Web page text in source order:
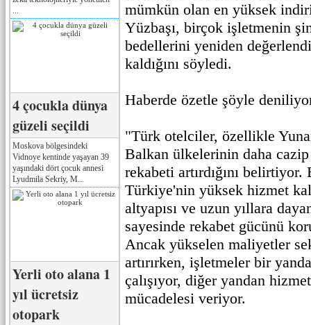
4 çocukla dünya
güzeli seçildi
Moskova bölgesindeki
Vidnoye kentinde yaşayan 39
yaşındaki dört çocuk annesi
Lyudmila Sekriy, M...
Yerli oto alana 1
yıl ücretsiz
otopark
mümkün olan en yüksek
Yüzbaşı, birçok işletmenin
bedellerini yeniden
kaldığını söyledi.
Haberde özetle şöyle
"Türk otelciler, özellikle
Balkan ülkelerinin daha cazip
rekabeti artırdığını belirtiyor.
Türkiye'nin yüksek hizmet
altyapısı ve uzun yıllara
sayesinde rekabet gücünü
Ancak yükselen maliyetler
artırırken, işletmeler bir
çalışıyor, diğer yandan
mücadelesi veriyor.